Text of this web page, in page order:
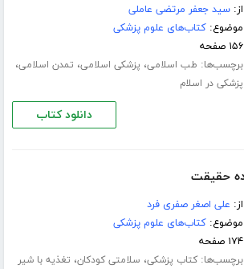
از:سید جعفر مرتضی عاملی
موضوع:کتاب‌های علوم پزشکی
۱۵۶ صفحه
برچسب‌ها: طب اسلامی، پزشکی اسلامی، تمدن اسلامی،
پزشکی در اسلام
دانلود کتاب
ده حقیقت
از: علی اصغر صفری فرد
موضوع:کتاب‌های علوم پزشکی
۱۷۴ صفحه
برچسب‌ها:کتاب پزشکی، سلامتی کودکان، تغذیه با شیر